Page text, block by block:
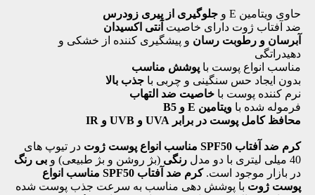
حاوی ویتامین E و جلوگیری از پیری زودرس
ضد آفتاب ژوت دارای خاصیت آنتی اکسیدان
آبرسان و رطوبت رسان و پیشگیری کننده از خشکی و
دهیدراتگی
مناسب انواع پوست با پوشش مناسب
بدون ایجاد حس سنگینی و چربی با جذب بالا
نرم کننده پوست با خاصیت ضد التهاب
فرموله شده با ویتامین E و B5
محافظ کامل پوست در برابر UVA و UVB و IR
کرم ضد آفتاب SPF50 مناسب انواع پوست ژوت
در تیوپ های
40 میلی لیتری با دو مدل
رنگی (بژ روشن و بژ طبیعی) و بی رنگ
در بازار موجود است.
کرم ضد آفتاب SPF50 مناسب انواع
پوست ژوت با پوشش دهی مناسب به سرعت جذب پوست شده